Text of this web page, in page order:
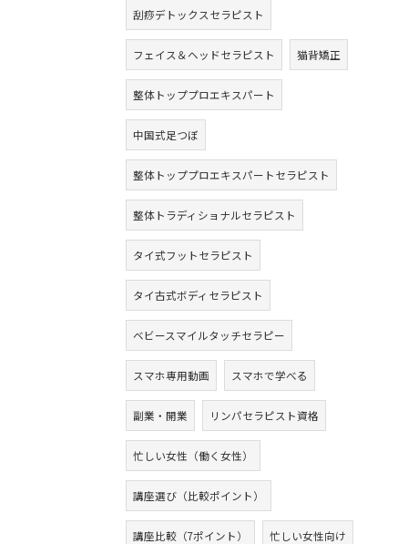
刮痧デトックスセラピスト
フェイス＆ヘッドセラピスト 猫背矯正
整体トッププロエキスパート
中国式足つぼ
整体トッププロエキスパートセラピスト
整体トラディショナルセラピスト
タイ式フットセラピスト
タイ古式ボディセラピスト
ベビースマイルタッチセラピー
スマホ専用動画 スマホで学べる
副業・開業 リンパセラピスト資格
忙しい女性（働く女性）
講座選び（比較ポイント）
講座比較（7ポイント） 忙しい女性向け